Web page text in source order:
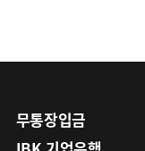
무통장입금